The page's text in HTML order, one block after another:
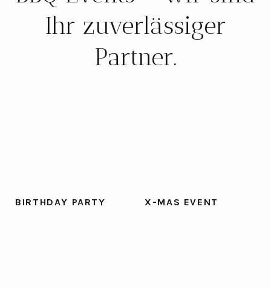
Ihr zuverlässiger
Partner.
BIRTHDAY PARTY X-MAS EVENT